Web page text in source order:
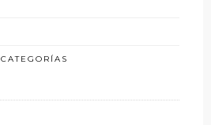
CATEGORÍAS